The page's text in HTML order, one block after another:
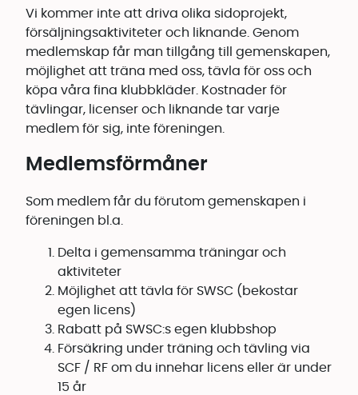
Vi kommer inte att driva olika sidoprojekt,
försäljningsaktiviteter och liknande. Genom
medlemskap får man tillgång till gemenskapen,
möjlighet att träna med oss, tävla för oss och
köpa våra fina klubbkläder. Kostnader för
tävlingar, licenser och liknande tar varje
medlem för sig, inte föreningen.
Medlemsförmåner
Som medlem får du förutom gemenskapen i
föreningen bl.a.
Delta i gemensamma träningar och
aktiviteter
Möjlighet att tävla för SWSC (bekostar
egen licens)
Rabatt på SWSC:s egen klubbshop
Försäkring under träning och tävling via
SCF / RF om du innehar licens eller är under
15 år